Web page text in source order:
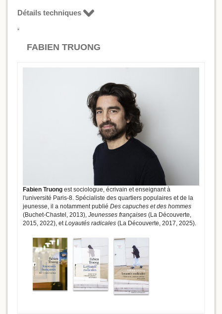
Détails techniques
FABIEN TRUONG
Fabien Truong est sociologue, écrivain et enseignant à
l'université Paris-8. Spécialiste des quartiers populaires et de la
jeunesse, il a notamment publié Des capuches et des hommes
(Buchet-Chastel, 2013), Jeunesses françaises (La Découverte,
2015, 2022), etLoyautés radicales (La Découverte, 2017, 2025).